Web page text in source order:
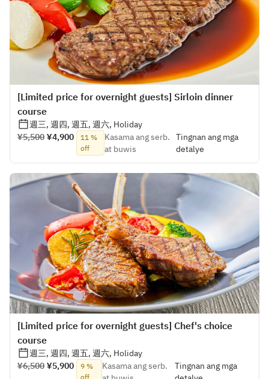
[Limited price for overnight guests] Sirloin dinner
course
週三, 週四, 週五, 週六, Holiday
¥5,500 ¥4,900
11 %
off
Kasama ang serb.
at buwis
Tingnan ang mga
detalye
[Limited price for overnight guests] Chef's choice
course
週三, 週四, 週五, 週六, Holiday
¥6,500 ¥5,900
9 %
off
Kasama ang serb.
Tingnan ang mga